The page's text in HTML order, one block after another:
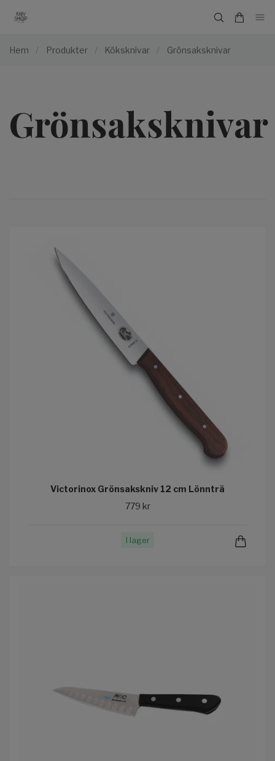
Hem / Produkter / Köksknivar / Grönsaksknivar
Grönsaksknivar
Victorinox Grönsakskniv 12 cm Lönnträ
779 kr
I lager